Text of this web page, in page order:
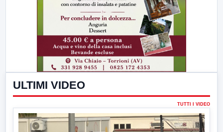
ULTIMI VIDEO
TUTTI I VIDEO